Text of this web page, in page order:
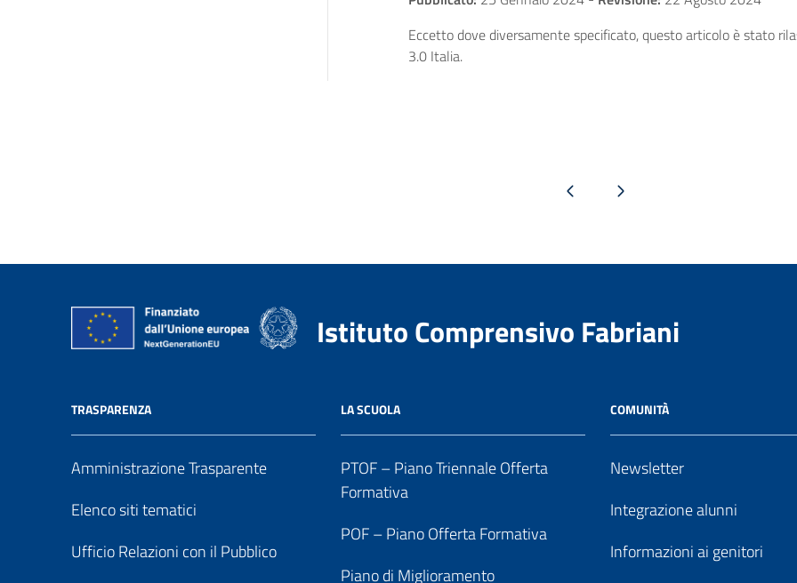
Eccetto dove diversamente specificato, questo articolo è stato
3.0 Italia.
Pagina precedentePagina successiva
Istituto Comprensivo Fabriani
TRASPARENZA
Amministrazione Trasparente
Elenco siti tematici
Ufficio Relazioni con il Pubblico
LA SCUOLA
PTOF – Piano Triennale Offerta
Formativa
POF – Piano Offerta Formativa
Piano di Miglioramento
COMUNITÀ
Newsletter
Integrazione alunni
Informazioni ai genitori